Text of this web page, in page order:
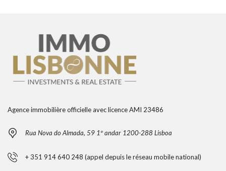
Agence immobilière officielle avec licence AMI 23486
Rua Nova do Almada, 59 1º andar 1200-288 Lisboa
+ 351 914 640 248 (appel depuis le réseau mobile national)